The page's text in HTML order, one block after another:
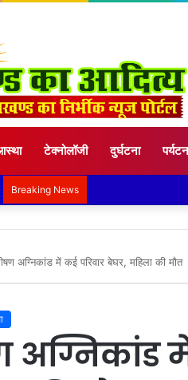
टेक्नोलॉजी दुर्घटना पर्यटन
Breaking News
अग्निकांड में कई परिवार बेघर, महिला की मौत
अग्निकांड